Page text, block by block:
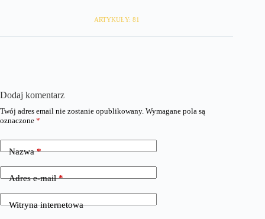
ARTYKUŁY: 81
Dodaj komentarz
Twój adres email nie zostanie opublikowany. Wymagane pola są
oznaczone *
Nazwa*
Adres e-mail*
Witryna internetowa